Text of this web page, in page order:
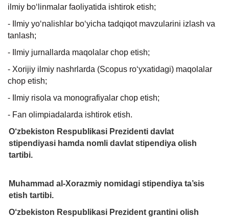
ilmiy bo‘linmalar faoliyatida ishtirok etish;
- Ilmiy yo‘nalishlar bo‘yicha tadqiqot mavzularini izlash va
tanlash;
- Ilmiy jurnallarda maqolalar chop etish;
- Xorijiy ilmiy nashrlarda (Scopus ro‘yxatidagi) maqolalar
chop etish;
- Ilmiy risola va monografiyalar chop etish;
- Fan olimpiadalarda ishtirok etish.
O‘zbekiston Respublikasi Prezidenti davlat
stipendiyasi hamda nomli davlat stipendiya olish
tartibi.
Muhammad al-Xorazmiy nomidagi stipendiya ta’sis
etish tartibi.
O‘zbekiston Respublikasi Prezident grantini olish